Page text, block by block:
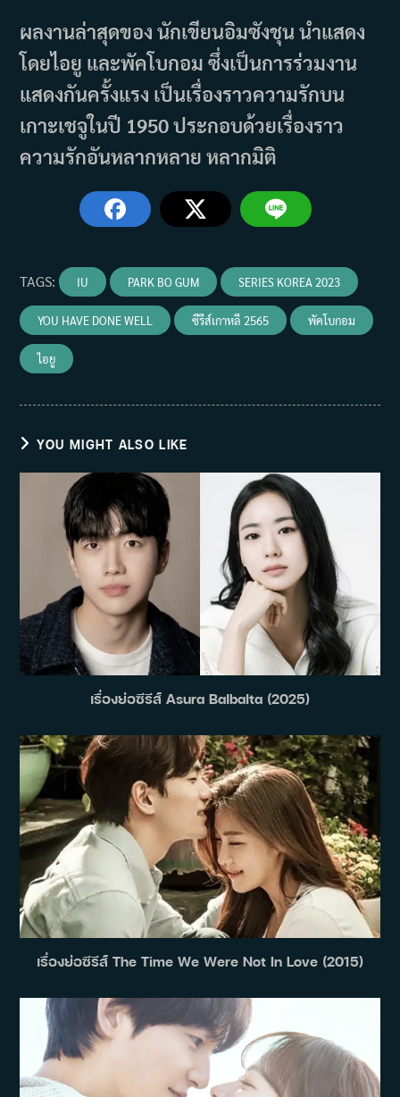
ผลงานล่าสุดของนักเขียนอิมซังชุนนำแสดง
โดยไอยู และพัคโบกอม ซึ่งเป็นการร่วมงาน
แสดงกันครั้งแรง เป็นเรื่องราวความรักบน
เกาะเชจูในปี 1950 ประกอบด้วยเรื่องราว
ความรักอันหลากหลาย หลากมิติ
TAGS: IU PARK BO GUM SERIES KOREA 2023
YOU HAVE DONE WELL ซีรีส์เกาหลี 2565 พัคโบกอม
ไอยู
YOU MIGHT ALSO LIKE
เรื่องย่อซีรีส์ Asura Balbalta (2025)
เรื่องย่อซีรีส์ The Time We Were Not In Love (2015)